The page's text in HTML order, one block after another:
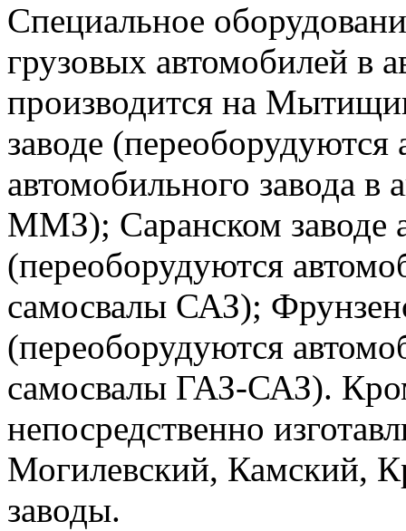
Специальное
грузовых автомобилей в
производится на
заводе
автомобильного завода
ММЗ); Саранском заводе
(переоборудуются
самосвалы САЗ);
(переоборудуются
самосвалы ГАЗ-САЗ).
непосредственно
Могилевский, Камский,
заводы.